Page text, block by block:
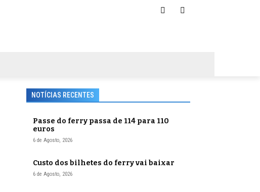
NOTÍCIAS RECENTES
Passe do ferry passa de 114 para 110
euros
6 de Agosto, 2026
Custo dos bilhetes do ferry vai baixar
6 de Agosto, 2026